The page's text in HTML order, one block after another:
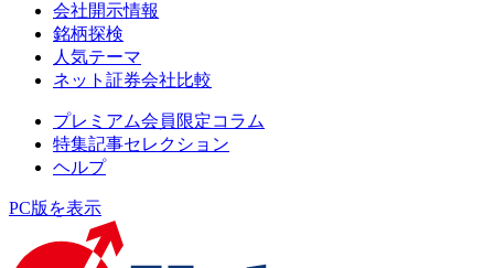
会社開示情報
銘柄探検
人気テーマ
ネット証券会社比較
プレミアム会員限定コラム
特集記事セレクション
ヘルプ
PC版を表示